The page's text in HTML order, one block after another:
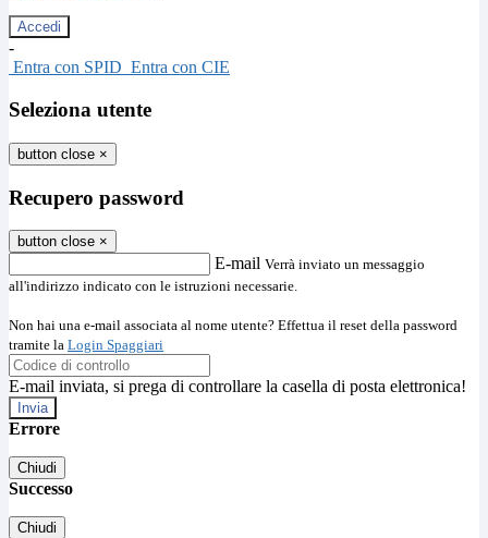
-
Entra con SPID Entra con CIE
Seleziona utente
button close ×
Recupero password
button close ×
E-mail Verrà inviato un messaggio
all'indirizzo indicato con le istruzioni necessarie.
Non hai una e-mail associata al nome utente? Effettua il reset della password
tramite la Login Spaggiari
E-mail inviata, si prega di controllare la casella di posta elettronica!
Errore
Chiudi
Successo
Chiudi